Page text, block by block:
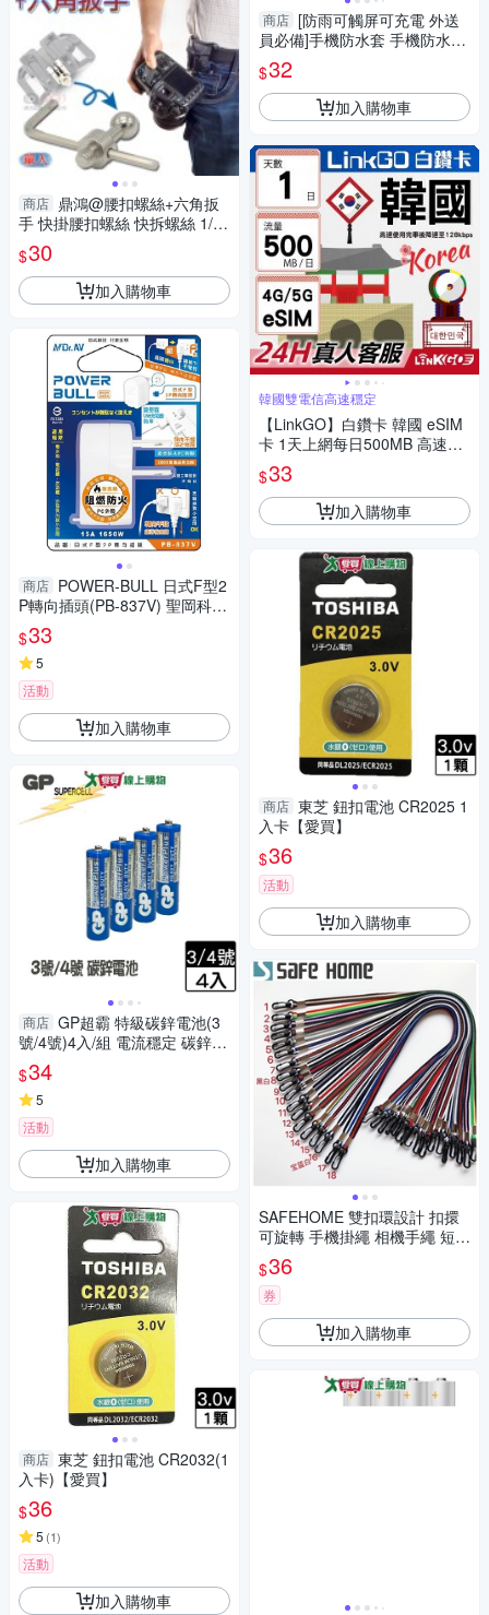
商店 鼎鴻@腰扣螺絲+六角扳
手 快掛腰扣螺絲 快拆螺絲 1/
4"螺絲 單眼相機 微單 類單 數
位相機快裝
$30
加入購物車
商店 POWER-BULL 日式F型2
P轉向插頭(PB-837V) 聖岡科技
【小三美日】 DS016403
$33
5
活動
加入購物車
商店 GP超霸 特級碳鋅電池(3
號/4號)4入/組 電流穩定 碳鋅電
池 電池 五金 工具【愛買】
$34
5
活動
加入購物車
商店 東芝 鈕扣電池 CR2032(1
入卡)【愛買】
$36
5 (1)
活動
加入購物車
商店 [防雨可觸屏可充電 外送
員必備]手機防水套 手機防水袋
手機套 手機保護袋 防水手機袋
手機防水
$32
加入購物車
韓國雙電信高速穩定
【LinkGO】白鑽卡 韓國 eSIM
卡 1天上網每日500MB 高速流
量(韓國網卡 首爾 釜山 濟州島)
$33
加入購物車
商店 東芝 鈕扣電池 CR2025 1
入卡【愛買】
$36
活動
加入購物車
SAFEHOME 雙扣環設計 扣擐
可旋轉 手機掛繩 相機手繩 短掛
繩 防丟無痕 58公分長 (恕不接
受指定顏色出貨) CPA034
$36
券
加入購物車